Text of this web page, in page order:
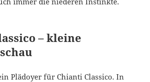
– kleine
Plädoyer für Chianti Classico. In